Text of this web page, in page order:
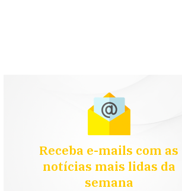
Receba e-mails com as
notícias mais lidas da
semana